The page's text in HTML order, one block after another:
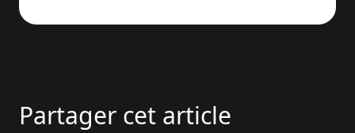
Partager cet article